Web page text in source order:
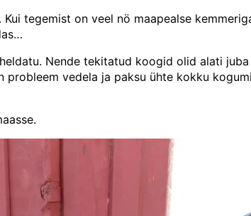
tegemist on veel nö maapealse
Nende tekitatud koogid olid alati
vedela ja paksu ühte kokku